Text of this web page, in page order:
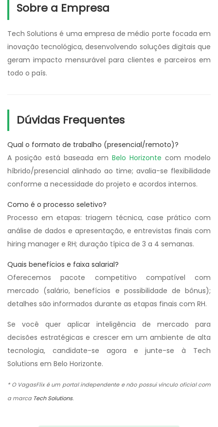
Sobre a Empresa
Tech Solutions é uma empresa de médio porte focada em
inovação tecnológica, desenvolvendo soluções digitais que
geram impacto mensurável para clientes e parceiros em
todo o país.
Dúvidas Frequentes
Qual o formato de trabalho (presencial/remoto)?
A posição está baseada em Belo Horizonte com modelo
híbrido/presencial alinhado ao time; avalia-se flexibilidade
conforme a necessidade do projeto e acordos internos.
Como é o processo seletivo?
Processo em etapas: triagem técnica, case prático com
análise de dados e apresentação, e entrevistas finais com
hiring manager e RH; duração típica de 3 a 4 semanas.
Quais benefícios e faixa salarial?
Oferecemos pacote competitivo compatível com
mercado (salário, benefícios e possibilidade de bônus);
detalhes são informados durante as etapas finais com RH.
Se você quer aplicar inteligência de mercado para
decisões estratégicas e crescer em um ambiente de alta
tecnologia, candidate-se agora e junte-se à Tech
Solutions em Belo Horizonte.
* O VagasFlix é um portal independente e não possui vínculo oficial com
a marca Tech Solutions.